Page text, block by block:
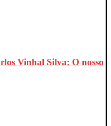
Vinhal Silva: O nosso